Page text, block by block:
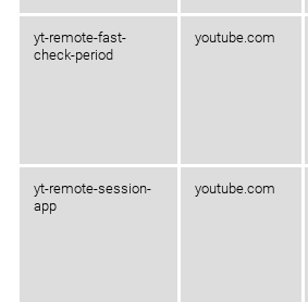
yt-remote-fast-
check-period
youtube.com
yt-remote-session-
app
youtube.com